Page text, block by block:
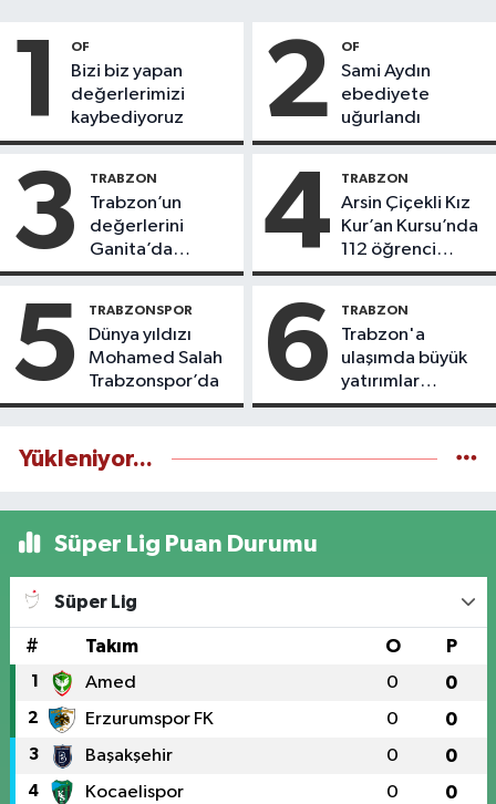
1 OF
Bizi biz yapan
değerlerimizi
kaybediyoruz
2 OF
Sami Aydın
ebediyete
uğurlandı
3 TRABZON
Trabzon’un
değerlerini
Ganita’da
yaşatıyoruz
4 TRABZON
Arsin Çiçekli Kız
Kur’an Kursu’nda
112 öğrenci
icazet aldı
5 TRABZONSPOR
Dünya yıldızı
Mohamed Salah
Trabzonspor’da
6 TRABZON
Trabzon'a
ulaşımda büyük
yatırımlar
yapılıyor
Yükleniyor...
Süper Lig Puan Durumu
Süper Lig
# Takım O P
1 Amed 0 0
2 Erzurumspor FK 0 0
3 Başakşehir 0 0
4 Kocaelispor 0 0